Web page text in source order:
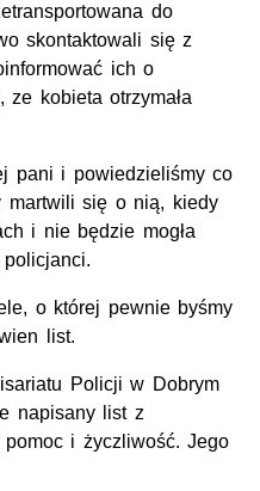
do
skontaktowali się z
ich o
kobieta otrzymała
pani i powiedzieliśmy co
martwili się o nią, kiedy
i nie będzie mogła
o której pewnie byśmy
list.
Policji w Dobrym
napisany list z
i życzliwość. Jego